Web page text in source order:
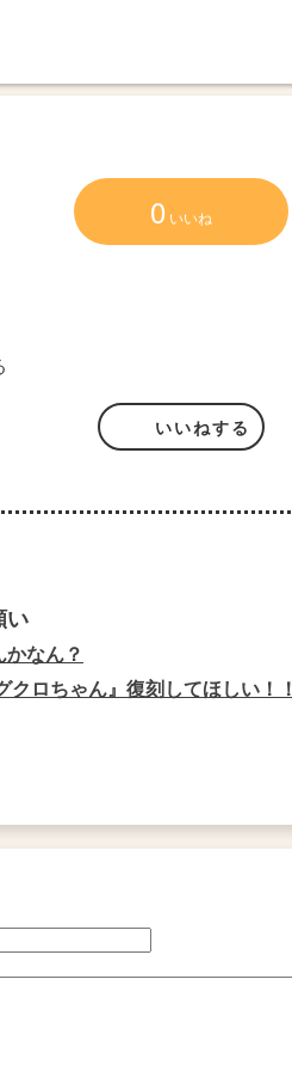
0 いいね
いいねする
い
なん？
クロちゃん』復刻してほしい！！